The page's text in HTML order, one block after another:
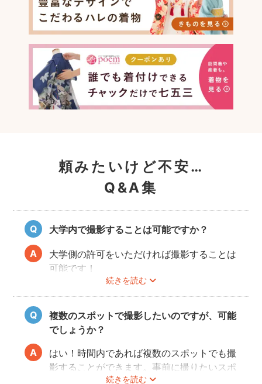
頼みたいけど不安…
Q&A集
大学内で撮影することは可能ですか？
続きを読む
大学側の許可をいただければ撮影することは
可能です！
事前にユーザーご自身で必ず大学に撮影可否
のご確認をお願いいたします。
撮影許可の取り方はこちら
複数のスポットで撮影したいのですが、可能
でしょうか？
続きを読む
はい！時間内であれば複数のスポットでも撮
影することができます。事前に撮りたいスポ
ットや時間配分についてフォトグラファーと